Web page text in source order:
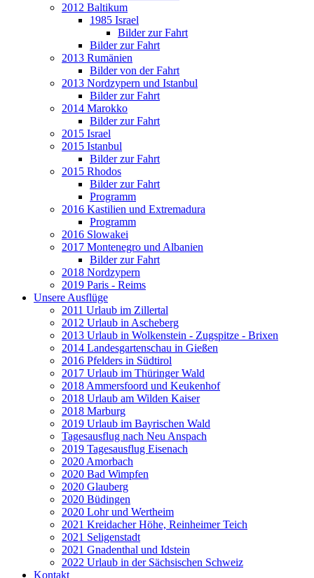
2012 Baltikum
1985 Israel
Bilder zur Fahrt
Bilder zur Fahrt
2013 Rumänien
Bilder von der Fahrt
2013 Nordzypern und Istanbul
Bilder zur Fahrt
2014 Marokko
Bilder zur Fahrt
2015 Israel
2015 Istanbul
Bilder zur Fahrt
2015 Rhodos
Bilder zur Fahrt
Programm
2016 Kastilien und Extremadura
Programm
2016 Slowakei
2017 Montenegro und Albanien
Bilder zur Fahrt
2018 Nordzypern
2019 Paris - Reims
Unsere Ausflüge
2011 Urlaub im Zillertal
2012 Urlaub in Ascheberg
2013 Urlaub in Wolkenstein - Zugspitze - Brixen
2014 Landesgartenschau in Gießen
2016 Pfelders in Südtirol
2017 Urlaub im Thüringer Wald
2018 Ammersfoord und Keukenhof
2018 Urlaub am Wilden Kaiser
2018 Marburg
2019 Urlaub im Bayrischen Wald
Tagesausflug nach Neu Anspach
2019 Tagesausflug Eisenach
2020 Amorbach
2020 Bad Wimpfen
2020 Glauberg
2020 Büdingen
2020 Lohr und Wertheim
2021 Kreidacher Höhe, Reinheimer Teich
2021 Seligenstadt
2021 Gnadenthal und Idstein
2022 Urlaub in der Sächsischen Schweiz
Kontakt